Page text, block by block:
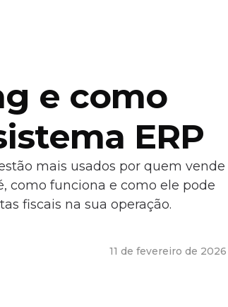
e como
ERP
mais usados por quem vende
como funciona e como ele pode
fiscais na sua operação.
11 de fevereiro de 2026